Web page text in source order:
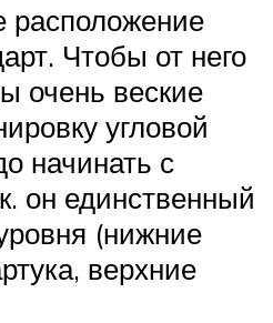
расположение
Чтобы от него
очень веские
угловой
начинать с
он единственный
(нижние
верхние